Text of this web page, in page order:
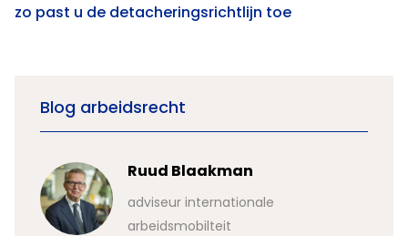
zo past u de detacheringsrichtlijn toe
Blog arbeidsrecht
Ruud Blaakman
adviseur internationale
arbeidsmobilteit